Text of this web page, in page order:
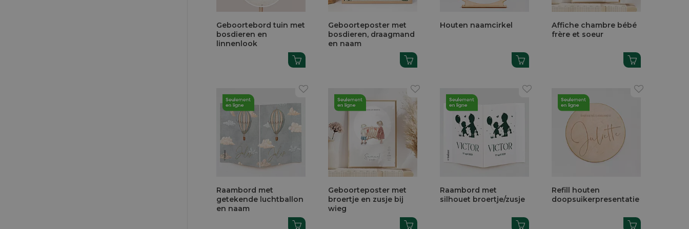
Geboortebord tuin met
bosdieren en
linnenlook
Geboorteposter met
bosdieren, draagmand
en naam
Houten naamcirkel
Affiche chambre bébé
frère et soeur
Raambord met
getekende luchtballon
en naam
Geboorteposter met
broertje en zusje bij
wieg
Raambord met
silhouet broertje/zusje
Refill houten
doopsuikerpresentatie